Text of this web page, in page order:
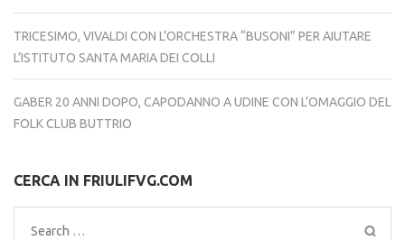
TRICESIMO, VIVALDI CON L’ORCHESTRA “BUSONI” PER AIUTARE
L’ISTITUTO SANTA MARIA DEI COLLI
GABER 20 ANNI DOPO, CAPODANNO A UDINE CON L’OMAGGIO DEL
FOLK CLUB BUTTRIO
CERCA IN FRIULIFVG.COM
Search